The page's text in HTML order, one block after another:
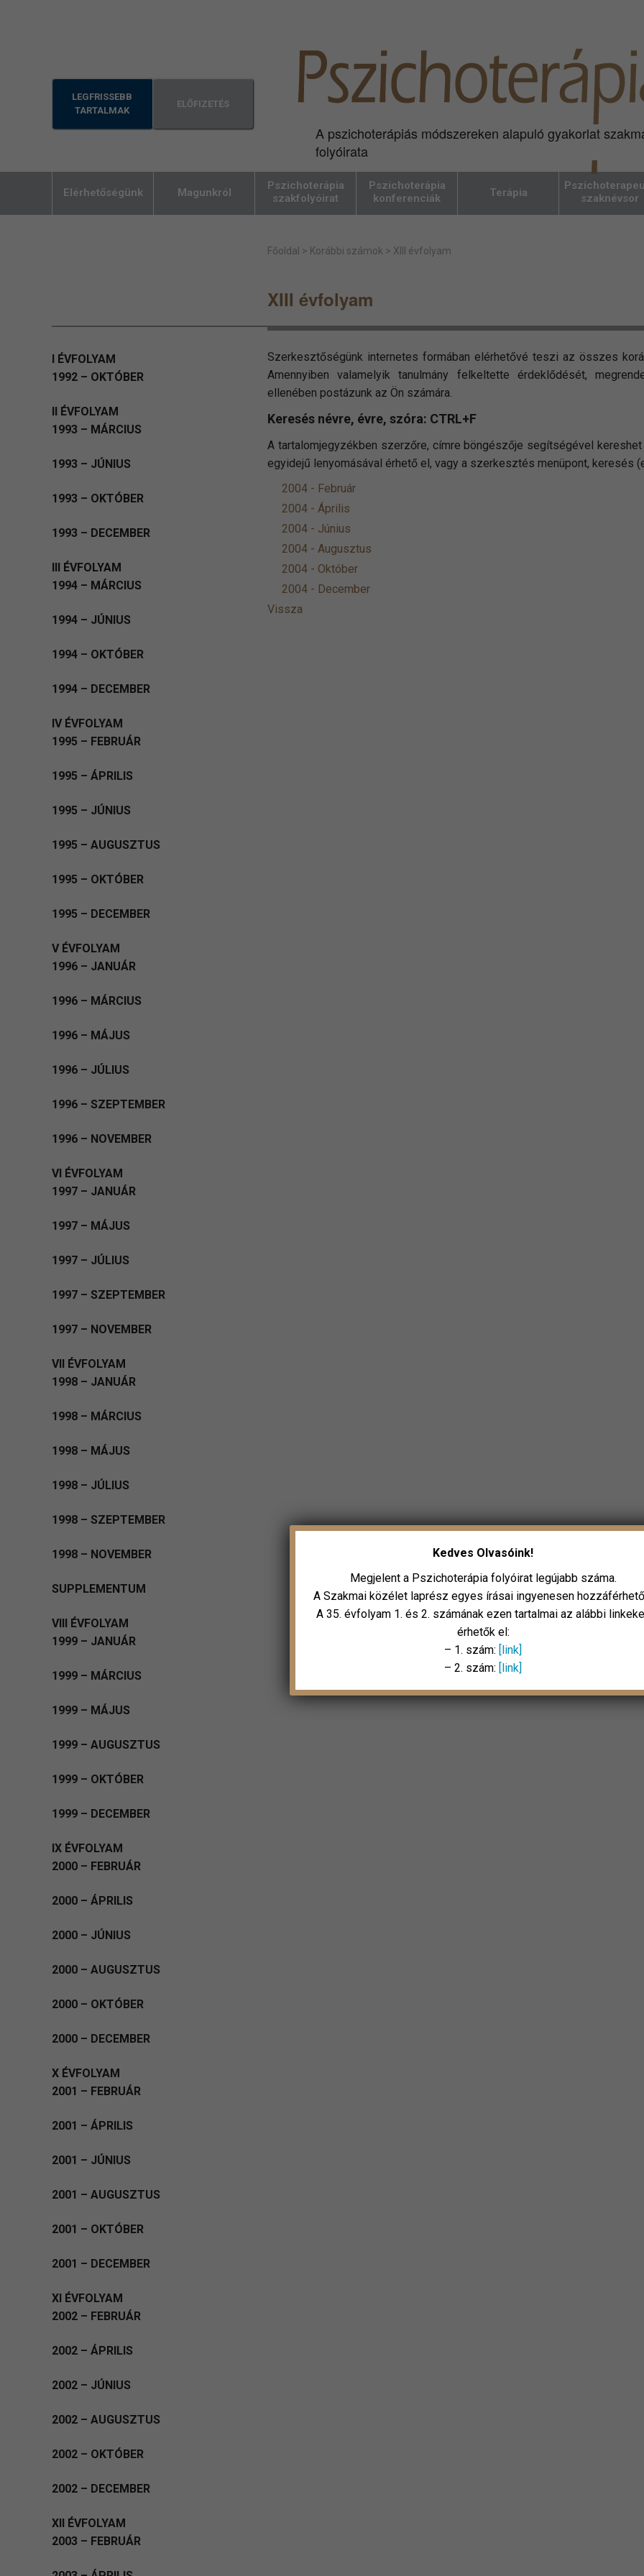
LEGFRISSEBB
TARTALMAK
ELŐFIZETÉS
A pszichoterápiás módszereken alapuló gyakorlat
folyóirata
Elérhetőségünk Magunkról
Pszichoterápia
szakfolyóirat
Pszichoterápia
konferenciák
Terápia
szaknévsor
Főoldal > Korábbi számok > XIII évfolyam
XIII évfolyam
I ÉVFOLYAM
1992 – OKTÓBER
II ÉVFOLYAM
1993 – MÁRCIUS
1993 – JÚNIUS
1993 – OKTÓBER
1993 – DECEMBER
III ÉVFOLYAM
1994 – MÁRCIUS
1994 – JÚNIUS
1994 – OKTÓBER
1994 – DECEMBER
IV ÉVFOLYAM
1995 – FEBRUÁR
1995 – ÁPRILIS
1995 – JÚNIUS
1995 – AUGUSZTUS
1995 – OKTÓBER
1995 – DECEMBER
V ÉVFOLYAM
1996 – JANUÁR
1996 – MÁRCIUS
1996 – MÁJUS
1996 – JÚLIUS
1996 – SZEPTEMBER
1996 – NOVEMBER
VI ÉVFOLYAM
1997 – JANUÁR
1997 – MÁJUS
1997 – JÚLIUS
1997 – SZEPTEMBER
1997 – NOVEMBER
VII ÉVFOLYAM
1998 – JANUÁR
1998 – MÁRCIUS
1998 – MÁJUS
1998 – JÚLIUS
1998 – SZEPTEMBER
1998 – NOVEMBER
SUPPLEMENTUM
VIII ÉVFOLYAM
1999 – JANUÁR
1999 – MÁRCIUS
1999 – MÁJUS
1999 – AUGUSZTUS
1999 – OKTÓBER
1999 – DECEMBER
IX ÉVFOLYAM
2000 – FEBRUÁR
2000 – ÁPRILIS
2000 – JÚNIUS
2000 – AUGUSZTUS
2000 – OKTÓBER
2000 – DECEMBER
X ÉVFOLYAM
2001 – FEBRUÁR
2001 – ÁPRILIS
2001 – JÚNIUS
2001 – AUGUSZTUS
2001 – OKTÓBER
2001 – DECEMBER
XI ÉVFOLYAM
2002 – FEBRUÁR
2002 – ÁPRILIS
2002 – JÚNIUS
2002 – AUGUSZTUS
2002 – OKTÓBER
2002 – DECEMBER
XII ÉVFOLYAM
2003 – FEBRUÁR
Szerkesztőségünk internetes formában elérhetővé teszi az összes
Amennyiben valamelyik tanulmány felkeltette érdeklődését,
ellenében postázunk az Ön számára.
Keresés névre, évre, szóra: CTRL+F
A tartalomjegyzékben szerzőre, címre böngészője segítségével
egyidejű lenyomásával érhető el, vagy a szerkesztés menüpont, keresés
2004 - Február
2004 - Április
2004 - Június
2004 - Augusztus
2004 - Október
2004 - December
Vissza
Kedves Olvasóink!
Megjelent a Pszichoterápia folyóirat legújabb száma.
A Szakmai közélet laprész egyes írásai ingyenesen
A 35. évfolyam 1. és 2. számának ezen tartalmai az alábbi
érhetők el:
– 1. szám: [link]
– 2. szám: [link]